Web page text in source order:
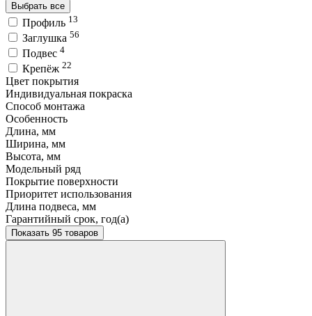
Выбрать все
Профиль 13
Заглушка 56
Подвес 4
Крепёж 22
Цвет покрытия
Индивидуальная покраска
Способ монтажа
Особенность
Длина, мм
Ширина, мм
Высота, мм
Модельный ряд
Покрытие поверхности
Приоритет использования
Длина подвеса, мм
Гарантийный срок, год(а)
Показать 95 товаров